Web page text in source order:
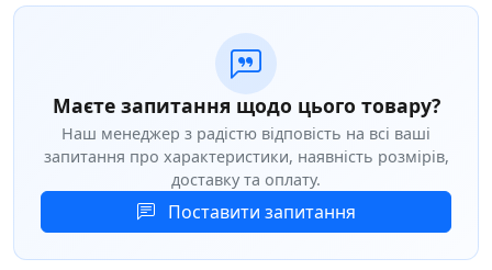
найбільш ефектний спосіб перетворити
святкування на незабутню подію, яка
запам'ятається всім гостям.
Особливості та переваги
Безпечний матеріал— піноконцентрат
абсолютно гіпоалергійний і не роздражує очі,
нагадуючи звичайний мильний розчин
Маєте запитання щодо цього товару?
Наш менеджер з радістю відповість на всі ваші
запитання про характеристики, наявність розмірів,
доставку та оплату.
Поставити запитання